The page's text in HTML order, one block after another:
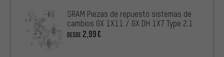
SRAM Piezas de repuesto sistemas de
cambios GX 1X11 / GX DH 1X7 Type 2.1
DESDE 2,99€